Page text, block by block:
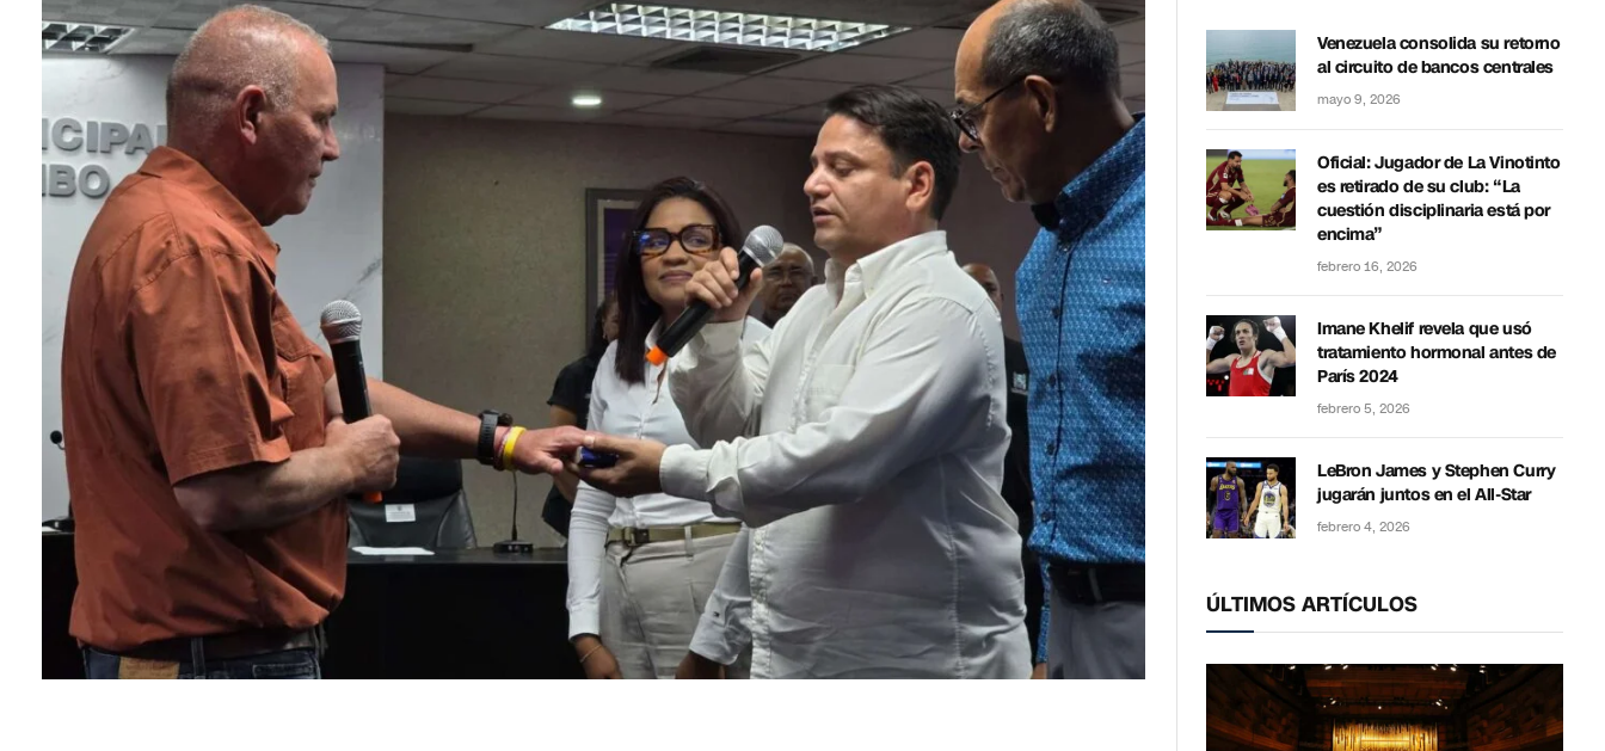
Venezuela consolida su retorno
al circuito de bancos centrales
mayo 9, 2026
Oficial: Jugador de La Vinotinto
es retirado de su club: “La
cuestión disciplinaria está por
encima”
febrero 16, 2026
Imane Khelif revela que usó
tratamiento hormonal antes de
París 2024
febrero 5, 2026
LeBron James y Stephen Curry
jugarán juntos en el All-Star
febrero 4, 2026
ÚLTIMOS ARTÍCULOS